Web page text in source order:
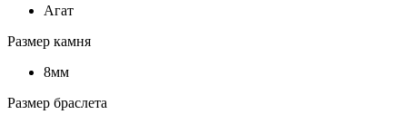
Агат
Размер камня
8мм
Размер браслета